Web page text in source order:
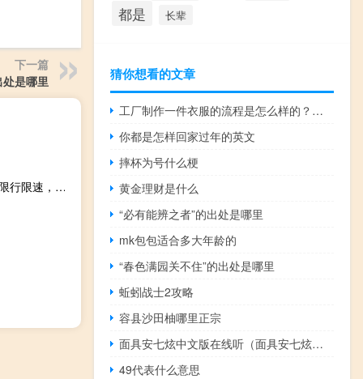
下一篇
是哪里
2023-11-18 14:44： 哈肇高速（哈尔滨段）14 : 40分解除限行限速，恢复正常通行。 ​​​
都是 长辈
猜你想看的文章
工厂制作一件衣服的流程是怎么样的？如何设计爆款衣服？
你都是怎样回家过年的英文
摔杯为号什么梗
黄金理财是什么
“必有能辨之者”的出处是哪里
mk包包适合多大年龄的
“春色满园关不住”的出处是哪里
蚯蚓战士2攻略
容县沙田柚哪里正宗
面具安七炫中文版在线听（面具安七炫中文版）
49代表什么意思